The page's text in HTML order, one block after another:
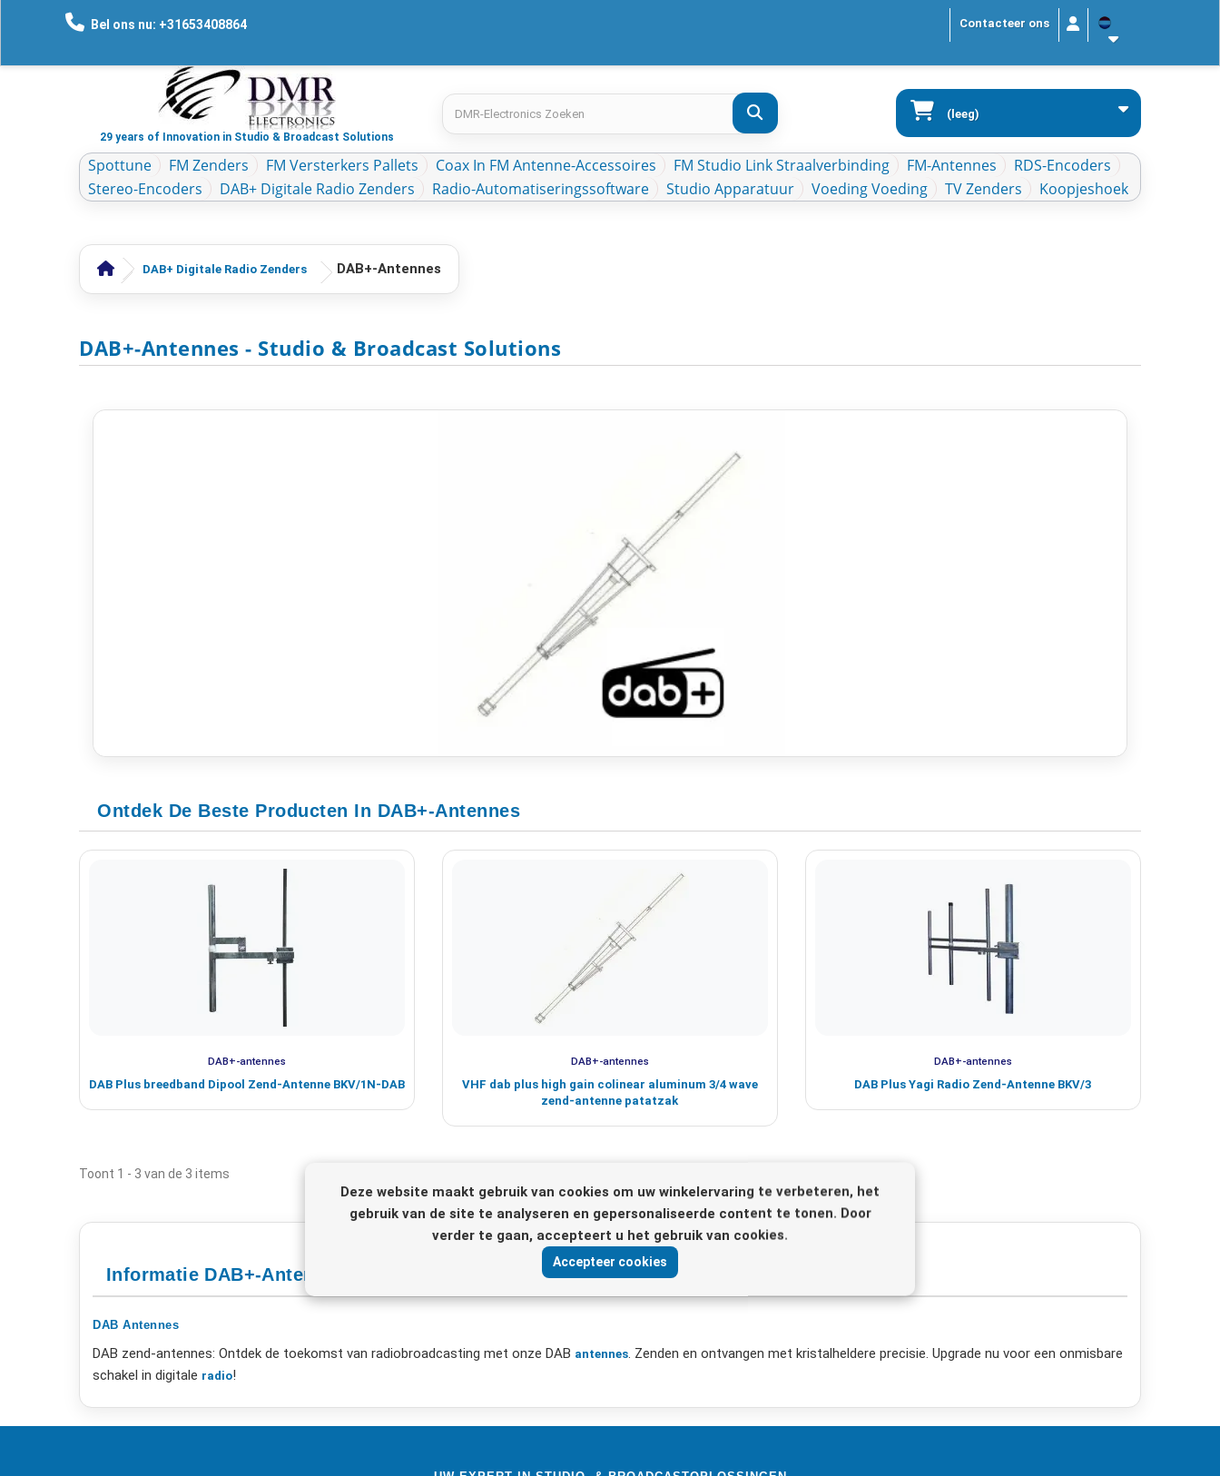
Contacteer ons
Bel ons nu: +31653408864
29 years of Innovation in Studio & Broadcast Solutions
(leeg)
Spottune FM Zenders FM Versterkers Pallets Coax In FM Antenne-Accessoires FM Studio Link Straalverbinding FM-Antennes
RDS-Encoders
Stereo-Encoders
DAB+ Digitale Radio Zenders Radio-Automatiseringssoftware Studio Apparatuur Voeding Voeding TV Zenders Koopjeshoek
Deze website maakt gebruik van cookies om uw winkelervaring te verbeteren, het
gebruik van de site te analyseren en gepersonaliseerde content te tonen. Door
verder te gaan, accepteert u het gebruik van cookies.
Accepteer cookies
DAB+ Digitale Radio Zenders DAB+-Antennes
DAB+-Antennes - Studio & Broadcast Solutions
Ontdek De Beste Producten In DAB+-Antennes
DAB+-antennes
DAB Plus breedband Dipool Zend-Antenne BKV/1N-DAB
DAB+-antennes
VHF dab plus high gain colinear aluminum 3/4 wave
zend-antenne patatzak
DAB+-antennes
DAB Plus Yagi Radio Zend-Antenne BKV/3
Toont 1 - 3 van de 3 items
Informatie DAB+-Antennes
DAB Antennes
DAB zend-antennes: Ontdek de toekomst van radiobroadcasting met onze DAB antennes. Zenden en ontvangen met kristalheldere precisie. Upgrade nu voor een onmisbare
schakel in digitale radio!